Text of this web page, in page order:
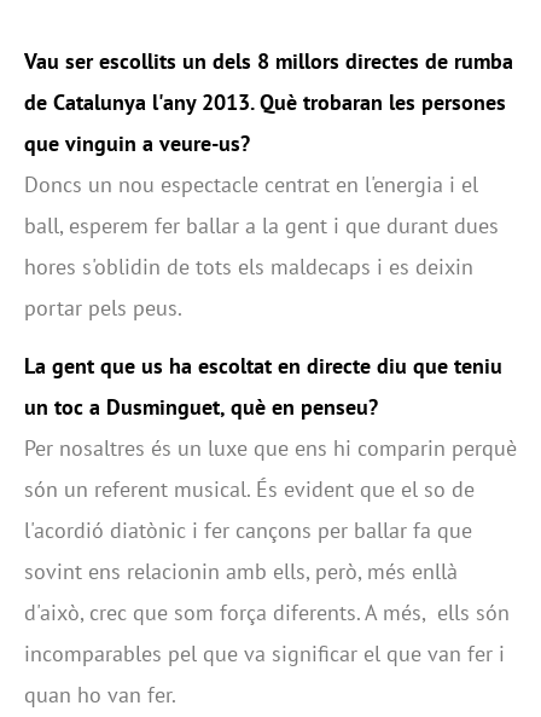
Vau ser escollits un dels 8 millors directes de rumba
de Catalunya l'any 2013. Què trobaran les persones
que vinguin a veure-us?
Doncs un nou espectacle centrat en l'energia i el
ball, esperem fer ballar a la gent i que durant dues
hores s'oblidin de tots els maldecaps i es deixin
portar pels peus.
La gent que us ha escoltat en directe diu que teniu
un toc a Dusminguet, què en penseu?
Per nosaltres és un luxe que ens hi comparin perquè
són un referent musical. És evident que el so de
l'acordió diatònic i fer cançons per ballar fa que
sovint ens relacionin amb ells, però, més enllà
d'això, crec que som força diferents. A més, ells són
incomparables pel que va significar el que van fer i
quan ho van fer.